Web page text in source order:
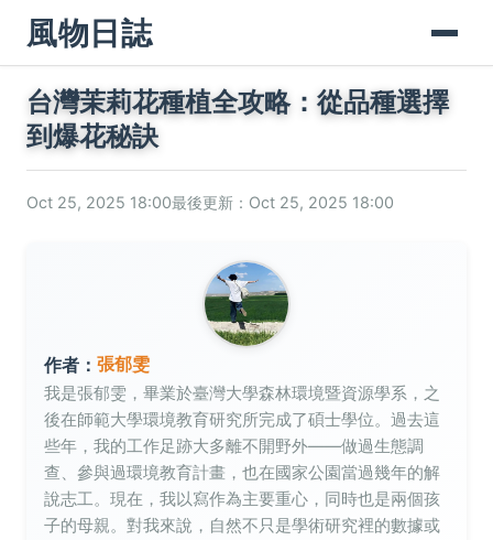
風物日誌
台灣茉莉花種植全攻略：從品種選擇
到爆花秘訣
Oct 25, 2025 18:00最後更新：Oct 25, 2025 18:00
作者： 張郁雯
我是張郁雯，畢業於臺灣大學森林環境暨資源學系，之
後在師範大學環境教育研究所完成了碩士學位。過去這
些年，我的工作足跡大多離不開野外——做過生態調
查、參與過環境教育計畫，也在國家公園當過幾年的解
說志工。現在，我以寫作為主要重心，同時也是兩個孩
子的母親。對我來說，自然不只是學術研究裡的數據或